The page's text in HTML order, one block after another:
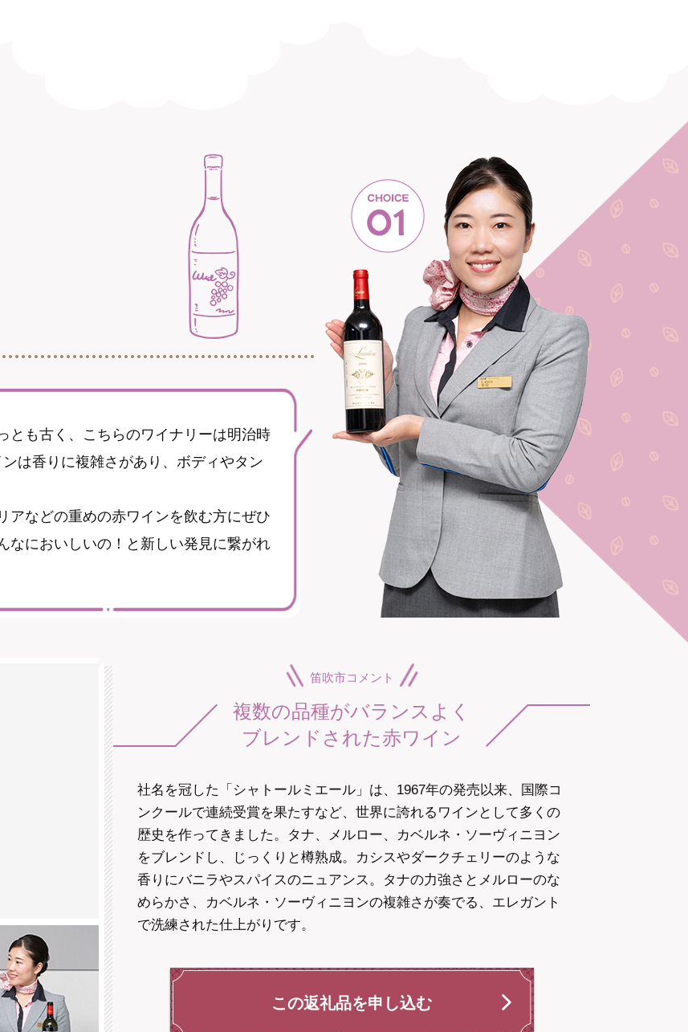
とも古く、こちらのワイナリーは明治時
は香りに複雑さがあり、ボディやタン
アなどの重めの赤ワインを飲む方にぜひ
なにおいしいの！と新しい発見に繋がれ
笛吹市コメント
複数の品種がバランスよく
ブレンドされた赤ワイン
社名を冠した「シャトールミエール」は、1967年の発売以来、国際コ
ンクールで連続受賞を果たすなど、世界に誇れるワインとして多くの
歴史を作ってきました。タナ、メルロー、カベルネ・ソーヴィニヨン
をブレンドし、じっくりと樽熟成。カシスやダークチェリーのような
香りにバニラやスパイスのニュアンス。タナの力強さとメルローのな
めらかさ、カベルネ・ソーヴィニヨンの複雑さが奏でる、エレガント
で洗練された仕上がりです。
この返礼品を申し込む